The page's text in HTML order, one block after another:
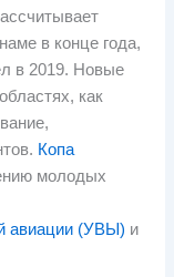
в конце года,
в 2019. Новые
как
Копа
молодых
авиации (УВЫ) и